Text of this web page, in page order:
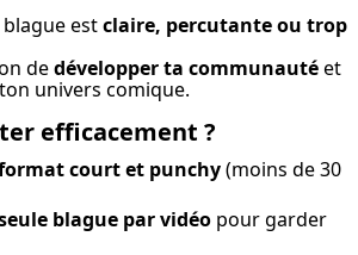
est claire, percutante ou trop
de développer ta communauté et
univers comique.
efficacement ?
court et punchy(moins de 30
blague par vidéo pour garder